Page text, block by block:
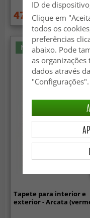
47.99 € 79.99 €
Novidade
Tapete para interior e
exterior - Arcata
ID de
Clique em
todos os
preferências
abaixo. Pode
as
dados através
"Configurações".